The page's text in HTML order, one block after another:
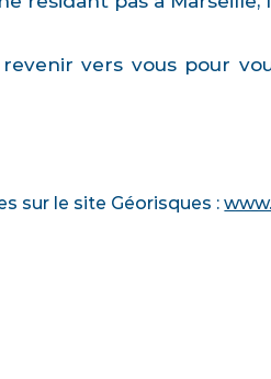
vers vous pour
sur le site Géorisques :